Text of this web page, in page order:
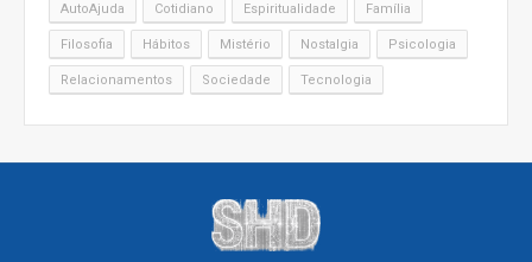
AutoAjuda Cotidiano Espiritualidade Família
Filosofia Hábitos Mistério Nostalgia Psicologia
Relacionamentos Sociedade Tecnologia